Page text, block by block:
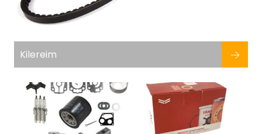
Kilereim